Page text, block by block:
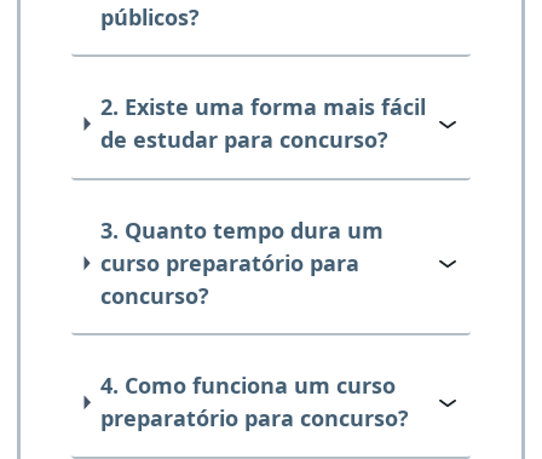
públicos?
2. Existe uma forma mais fácil
de estudar para concurso?
3. Quanto tempo dura um
curso preparatório para
concurso?
4. Como funciona um curso
preparatório para concurso?